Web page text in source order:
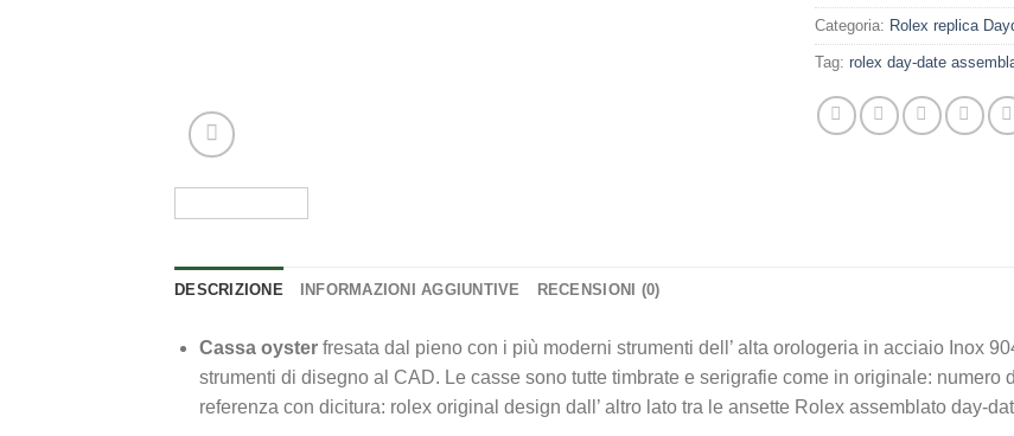
Categoria: Rolex replica
Tag: rolex day-date
DESCRIZIONE INFORMAZIONI AGGIUNTIVE RECENSIONI (0)
Cassa oyster fresata dal pieno con i più moderni strumenti dell’ alta orologeria in acciaio Inox
strumenti di disegno al CAD. Le casse sono tutte timbrate e serigrafie come in originale: numero
referenza con dicitura: rolex original design dall’ altro lato tra le ansette Rolex assemblato day-